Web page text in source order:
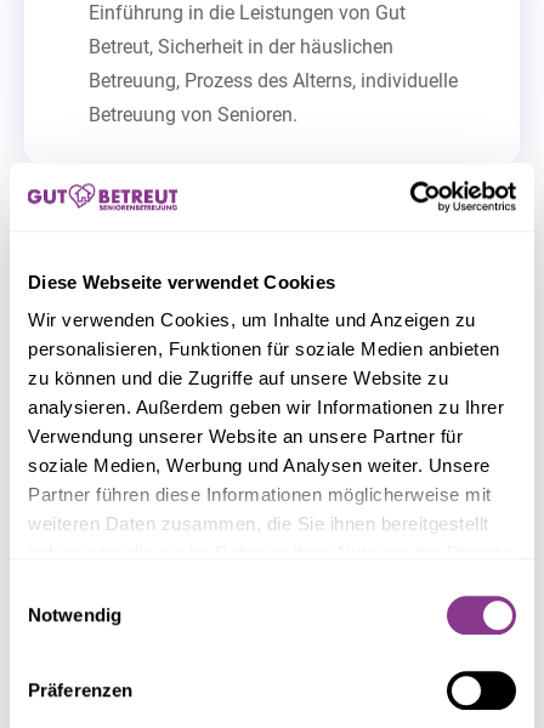
Diese Webseite verwendet Cookies
Wir verwenden Cookies, um Inhalte und Anzeigen zu
personalisieren, Funktionen für soziale Medien anbieten
zu können und die Zugriffe auf unsere Website zu
analysieren. Außerdem geben wir Informationen zu Ihrer
Verwendung unserer Website an unsere Partner für
soziale Medien, Werbung und Analysen weiter. Unsere
Partner führen diese Informationen möglicherweise mit
weiteren Daten zusammen, die Sie ihnen bereitgestellt
Notwendig
Präferenzen
Einführung in die Leistungen von Gut
Betreut, Sicherheit in der häuslichen
Betreuung, Prozess des Alterns, individuelle
Betreuung von Senioren.
Einführung in die nicht medizinische
Schritt 3 – Demenzschulung
Richtige Versorgung von demenziell
erkrankten Menschen
Schritt 4 – Hauswirtschaftslehre